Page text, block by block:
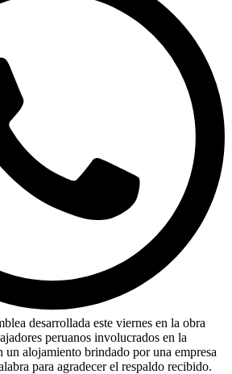
desarrollada este viernes en la obra
peruanos involucrados en la
un alojamiento brindado por una empresa
para agradecer el respaldo recibido.